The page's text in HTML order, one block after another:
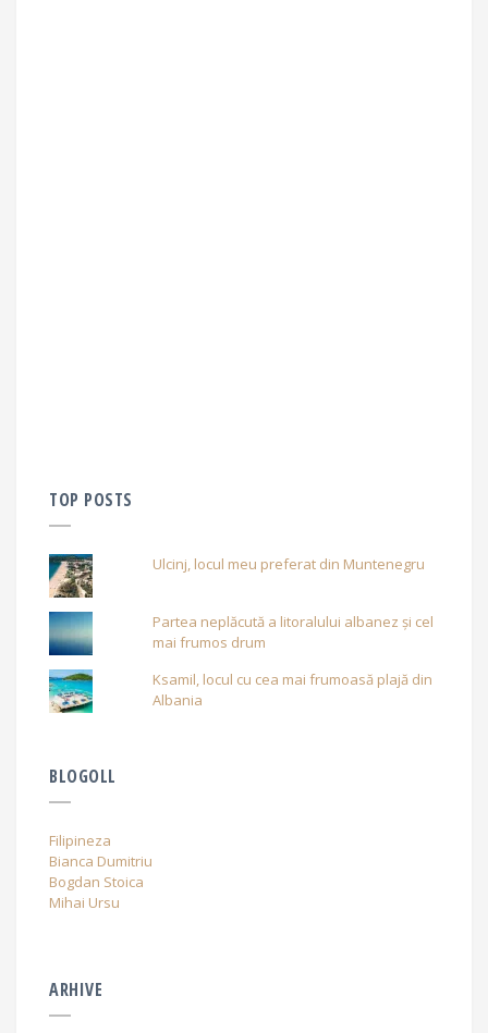
TOP POSTS
Ulcinj, locul meu preferat din Muntenegru
Partea neplăcută a litoralului albanez și cel
mai frumos drum
Ksamil, locul cu cea mai frumoasă plajă din
Albania
BLOGOLL
Filipineza
Bianca Dumitriu
Bogdan Stoica
Mihai Ursu
ARHIVE